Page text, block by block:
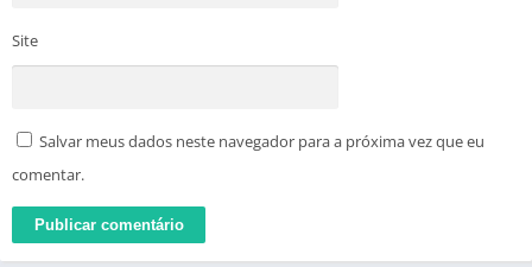
Site
Salvar meus dados neste navegador para a próxima vez que eu
comentar.